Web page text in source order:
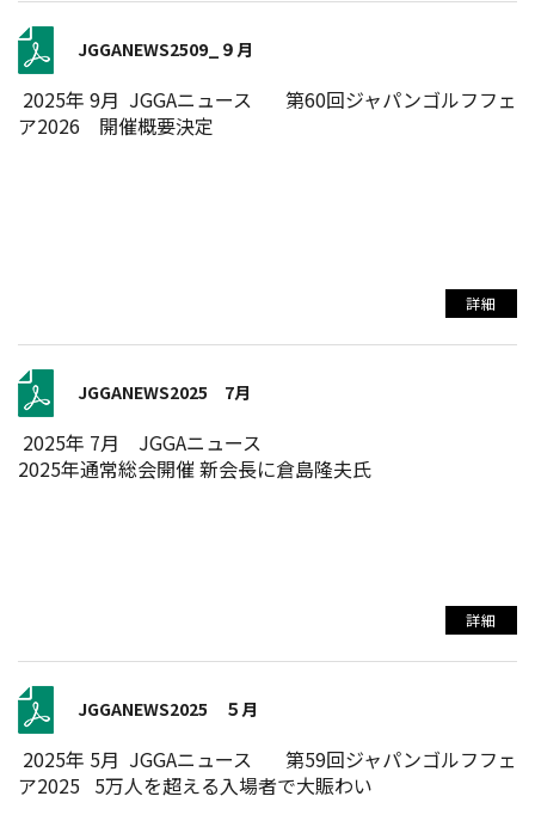
JGGANEWS2509_９月
2025年 9月 JGGAニュース 第60回ジャパンゴルフフェ
ア2026 開催概要決定
詳細
JGGANEWS2025 7月
2025年 7月 JGGAニュース
2025年通常総会開催 新会長に倉島隆夫氏
詳細
JGGANEWS2025 ５月
2025年 5月 JGGAニュース 第59回ジャパンゴルフフェ
ア2025 5万人を超える入場者で大賑わい